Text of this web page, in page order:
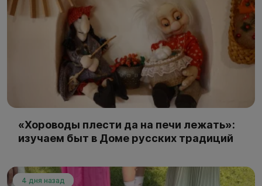
«Хороводы плести да на печи лежать»:
изучаем быт в Доме русских традиций
4 дня назад